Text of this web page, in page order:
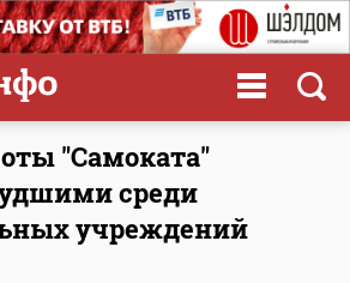
"Самоката"
среди
учреждений